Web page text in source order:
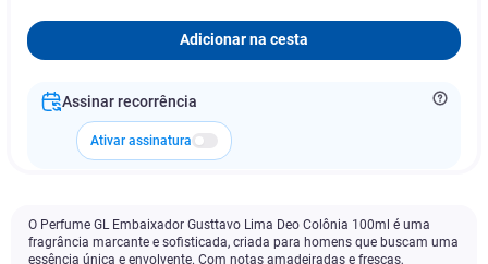
Adicionar na cesta
Assinar recorrência
Ativar assinatura
O Perfume GL Embaixador Gusttavo Lima Deo Colônia 100ml é uma
fragrância marcante e sofisticada, criada para homens que buscam uma
essência única e envolvente. Com notas amadeiradas e frescas,